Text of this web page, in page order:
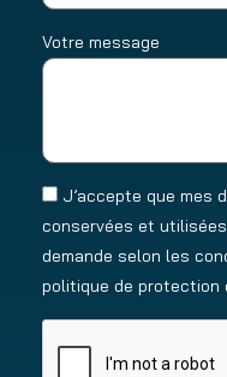
Votre message
J’accepte que mes
conservées et
demande selon les
politique de protection